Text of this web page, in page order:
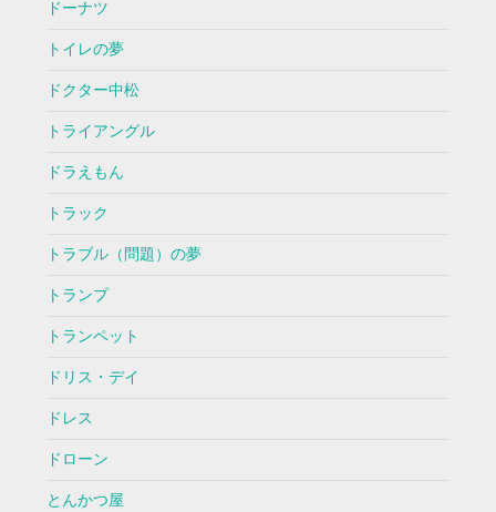
ドーナツ
トイレの夢
ドクター中松
トライアングル
ドラえもん
トラック
トラブル（問題）の夢
トランプ
トランペット
ドリス・デイ
ドレス
ドローン
とんかつ屋